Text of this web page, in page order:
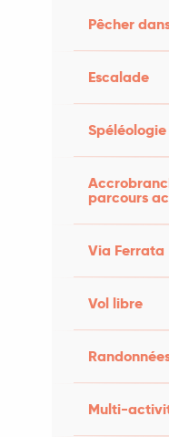
Pêcher
Escalade
Spéléologie
parcours
Via Ferrata
Vol libre
Multi-